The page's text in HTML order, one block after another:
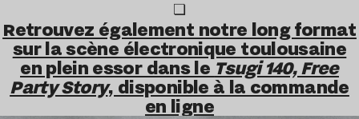
❏
Retrouvez également notre long format
sur la scène électronique toulousaine
en plein essor dans leTsugi 140, Free
Party Story, disponible à la commande
en ligne